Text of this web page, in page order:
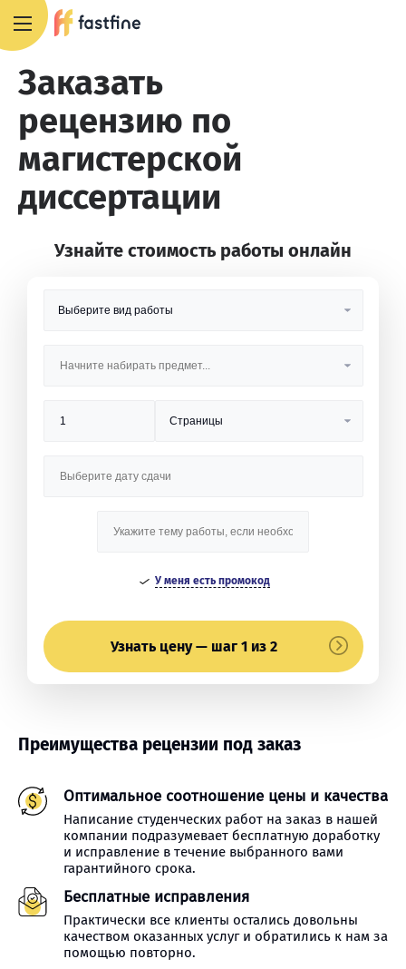
Заказать
рецензию по
магистерской
диссертации
Узнайте стоимость работы онлайн
У меня есть промокод
Узнать цену — шаг 1 из 2
Преимущества рецензии под заказ
Оптимальное соотношение цены и качества
Написание студенческих работ на заказ в нашей
компании подразумевает бесплатную доработку
и исправление в течение выбранного вами
гарантийного срока.
Бесплатные исправления
Практически все клиенты остались довольны
качеством оказанных услуг и обратились к нам за
помощью повторно.